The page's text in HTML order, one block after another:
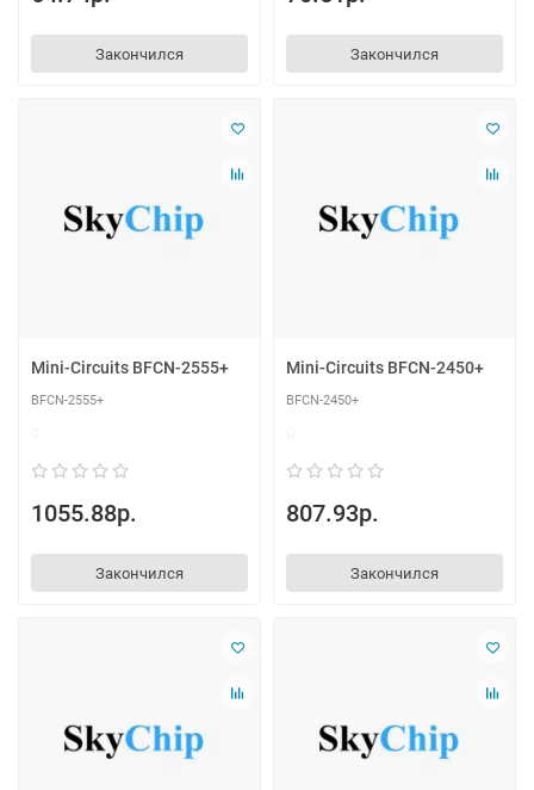
Закончился Закончился
Mini-Circuits BFCN-2555+
BFCN-2555+
1055.88р.
Закончился
Mini-Circuits BFCN-2450+
BFCN-2450+
807.93р.
Закончился